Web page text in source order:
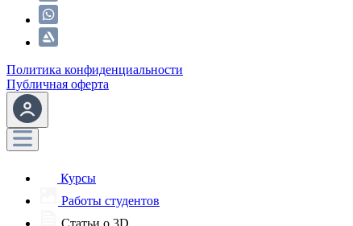
Политика конфиденциальности
Публичная оферта
Курсы
Работы студентов
Статьи о 3D